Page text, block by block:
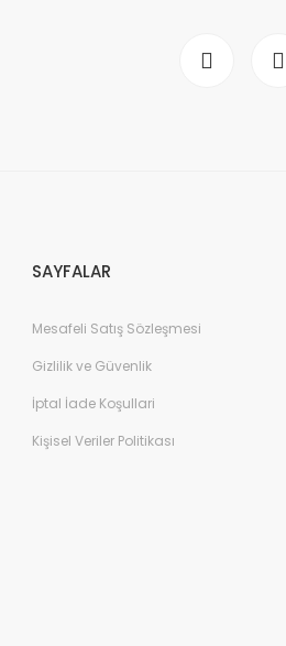
SAYFALAR
Mesafeli Satış Sözleşmesi
Gizlilik ve Güvenlik
İptal İade Koşullari
Kişisel Veriler Politikası